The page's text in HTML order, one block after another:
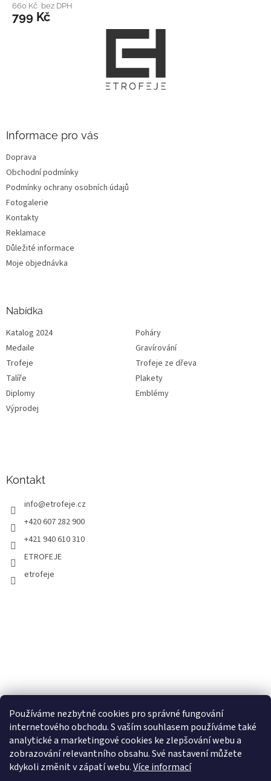
Používáme nezbytné cookies pro správné fungování
internetového obchodu. S vaším souhlasem používáme také
analytické a marketingové cookies ke zlepšování webu a
zobrazování relevantního obsahu. Své nastavení můžete
kdykoli změnit v zápatí webu.Více informací
660 Kč bez DPH
799 Kč
Informace pro vás
Doprava
Obchodní podmínky
Podmínky ochrany osobních údajů
Fotogalerie
Kontakty
Reklamace
Důležité informace
Moje objednávka
Nabídka
Katalog 2024
Poháry
Medaile
Gravírování
Trofeje
Trofeje ze dřeva
Talíře
Plakety
Diplomy
Emblémy
Výprodej
Kontakt
info@etrofeje.cz
+420 607 282 900
+421 940 610 310
ETROFEJE
etrofeje